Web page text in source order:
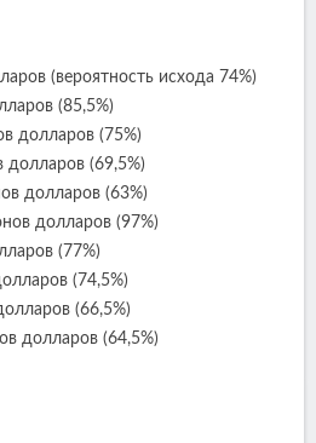
(вероятность исхода 74%)
(85,5%)
долларов (75%)
(69,5%)
долларов (63%)
долларов (97%)
(77%)
(74,5%)
(66,5%)
долларов (64,5%)